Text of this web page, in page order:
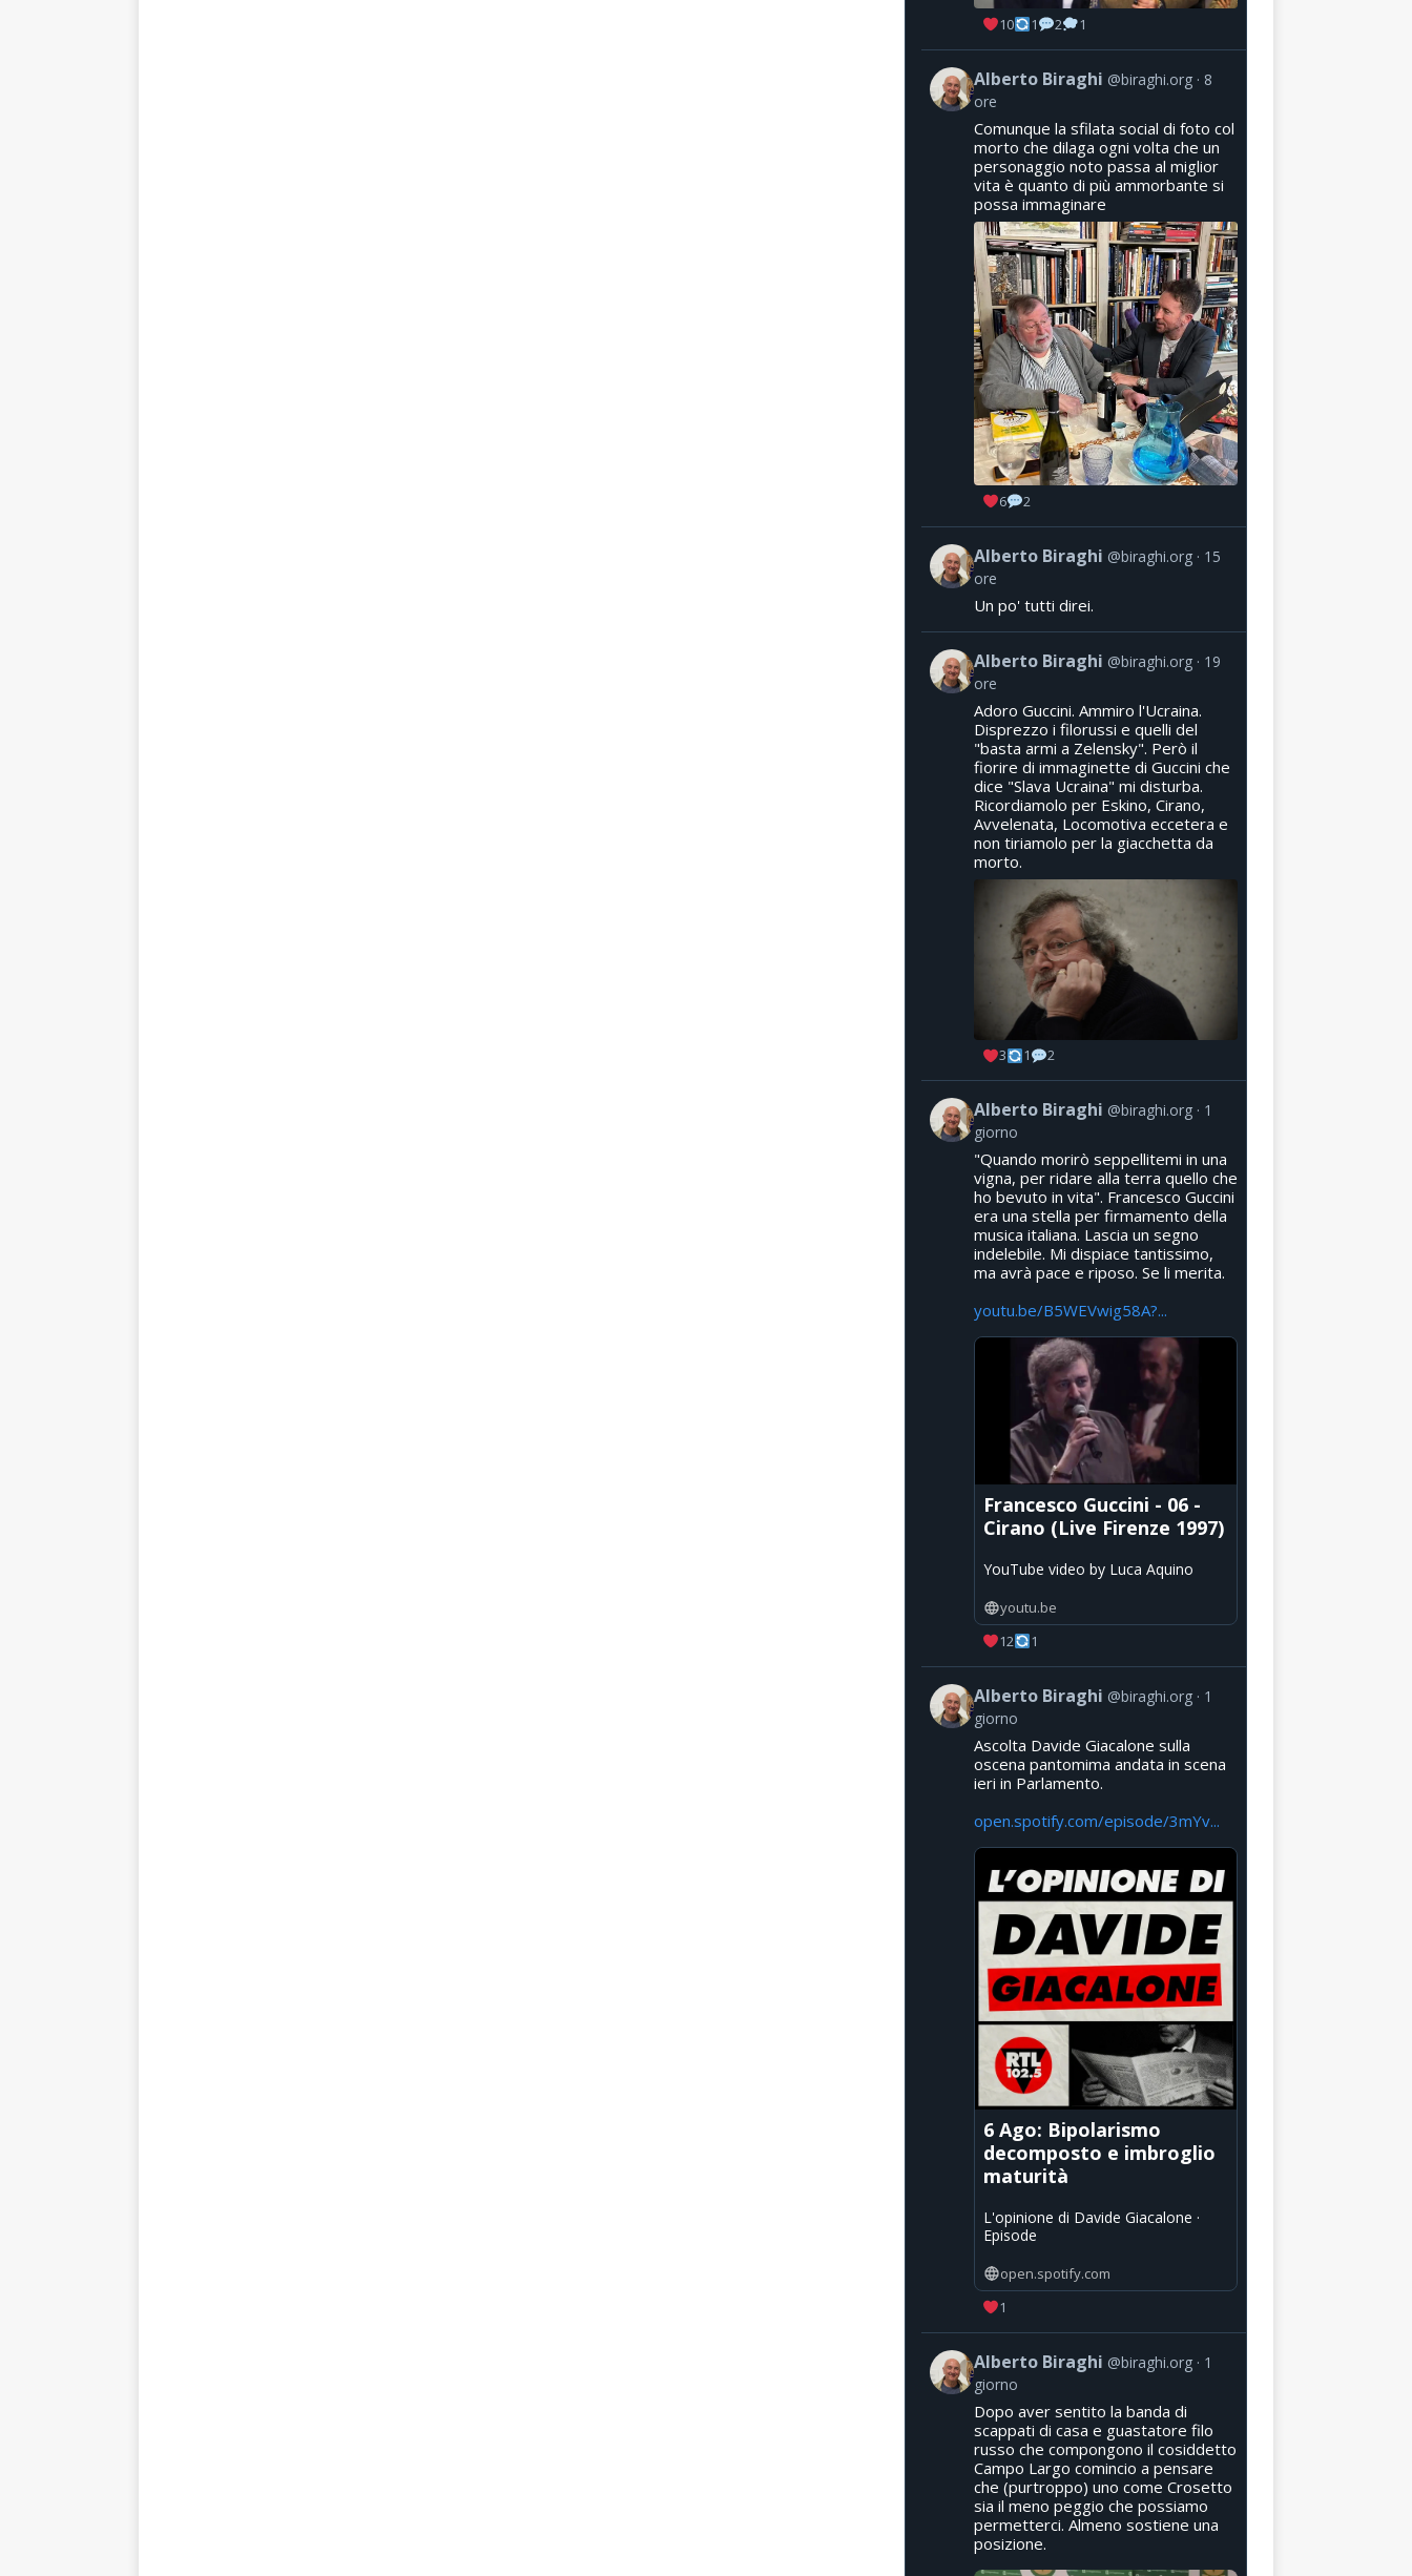
10 1 2 1
Alberto Biraghi @biraghi.org
8
ore
Comunque la sfilata social di foto col
morto che dilaga ogni volta che un
personaggio noto passa al miglior
vita è quanto di più ammorbante si
possa immaginare
6 2
Alberto Biraghi @biraghi.org
15
ore
Un po' tutti direi.
Alberto Biraghi @biraghi.org
19
ore
Adoro Guccini. Ammiro l'Ucraina.
Disprezzo i filorussi e quelli del
"basta armi a Zelensky". Però il
fiorire di immaginette di Guccini che
dice "Slava Ucraina" mi disturba.
Ricordiamolo per Eskino, Cirano,
Avvelenata, Locomotiva eccetera e
non tiriamolo per la giacchetta da
morto.
3 1 2
Alberto Biraghi @biraghi.org
1
giorno
"Quando morirò seppellitemi in una
vigna, per ridare alla terra quello che
ho bevuto in vita". Francesco Guccini
era una stella per firmamento della
musica italiana. Lascia un segno
indelebile. Mi dispiace tantissimo,
ma avrà pace e riposo. Se li merita.
youtu.be/B5WEVwig58A?...
Francesco Guccini - 06 -
Cirano (Live Firenze 1997)
YouTube video by Luca Aquino
youtu.be
12
1
Alberto Biraghi @biraghi.org
1
giorno
Ascolta Davide Giacalone sulla
oscena pantomima andata in scena
ieri in Parlamento.
open.spotify.com/episode/3mYv...
6 Ago: Bipolarismo
decomposto e imbroglio
maturità
L'opinione di Davide Giacalone ·
Episode
open.spotify.com
1
Alberto Biraghi @biraghi.org
1
giorno
Dopo aver sentito la banda di
scappati di casa e guastatore filo
russo che compongono il cosiddetto
Campo Largo comincio a pensare
che (purtroppo) uno come Crosetto
sia il meno peggio che possiamo
permetterci. Almeno sostiene una
posizione.